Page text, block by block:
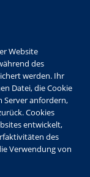
Website
des
werden. Ihr
Datei, die Cookie
Server anfordern,
Cookies
entwickelt,
des
Verwendung von